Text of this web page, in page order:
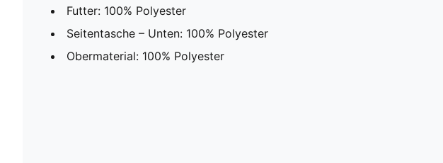
Futter: 100% Polyester
Seitentasche – Unten: 100% Polyester
Obermaterial: 100% Polyester